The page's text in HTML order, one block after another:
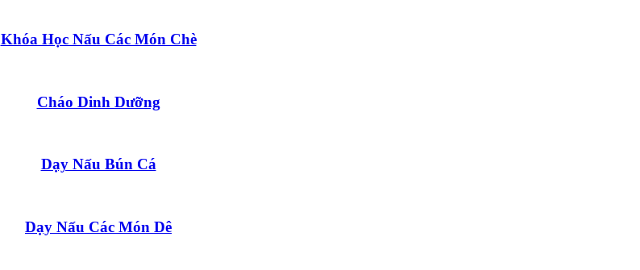
Khóa Học Nấu Các Món Chè
Cháo Dinh Dưỡng
Dạy Nấu Bún Cá
Dạy Nấu Các Món Dê